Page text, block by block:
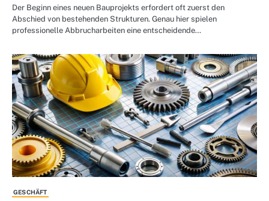
Der Beginn eines neuen Bauprojekts erfordert oft zuerst den
Abschied von bestehenden Strukturen. Genau hier spielen
professionelle Abbrucharbeiten eine entscheidende…
GESCHÄFT